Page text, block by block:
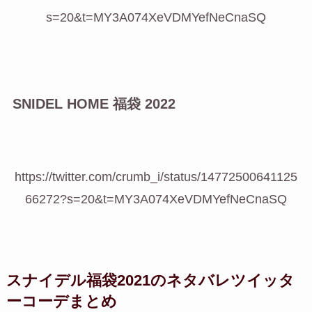
s=20&t=MY3A074XeVDMYefNeCnaSQ
SNIDEL HOME 福袋 2022
https://twitter.com/crumb_i/status/14772500641125
66272?s=20&t=MY3A074XeVDMYefNeCnaSQ
スナイデル福袋2021のネタバレツイッタ
ーコーデまとめ